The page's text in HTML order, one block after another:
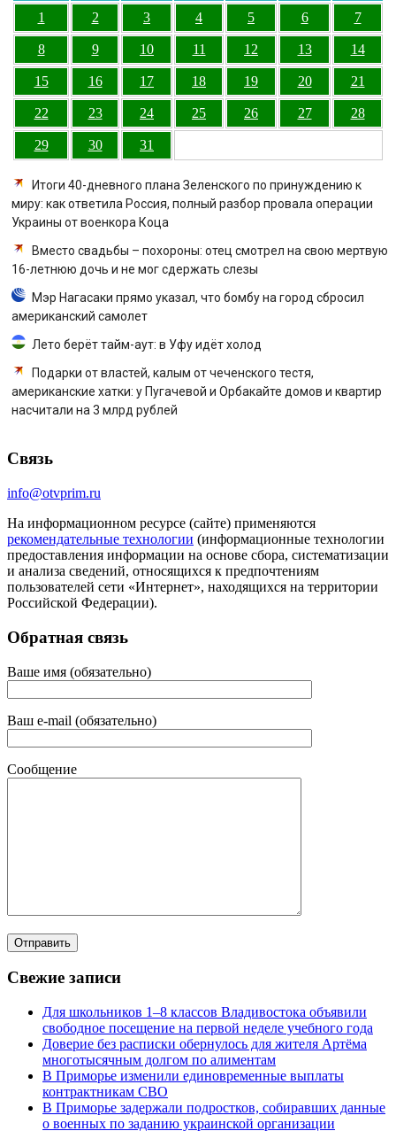
1
2 3 4 5 6 7
8 9 10 11 12 13 14
15 16 17 18 19 20 21
22 23 24 25 26 27 28
29 30 31
Итоги 40-дневного плана Зеленского по принуждению к
миру: как ответила Россия, полный разбор провала операции
Украины от военкора Коца
Вместо свадьбы – похороны: отец смотрел на свою мертвую
16-летнюю дочь и не мог сдержать слезы
Мэр Нагасаки прямо указал, что бомбу на город сбросил
американский самолет
Лето берёт тайм-аут: в Уфу идёт холод
Подарки от властей, калым от чеченского тестя,
американские хатки: у Пугачевой и Орбакайте домов и квартир
насчитали на 3 млрд рублей
Связь
info@otvprim.ru
На информационном ресурсе (сайте) применяются
рекомендательные технологии (информационные технологии
предоставления информации на основе сбора, систематизации
и анализа сведений, относящихся к предпочтениям
пользователей сети «Интернет», находящихся на территории
Российской Федерации).
Обратная связь
Ваше имя (обязательно)
Ваш e-mail (обязательно)
Сообщение
Свежие записи
Для школьников 1–8 классов Владивостока объявили
свободное посещение на первой неделе учебного года
Доверие без расписки обернулось для жителя Артёма
многотысячным долгом по алиментам
В Приморье изменили единовременные выплаты
контрактникам СВО
В Приморье задержали подростков, собиравших данные
о военных по заданию украинской организации